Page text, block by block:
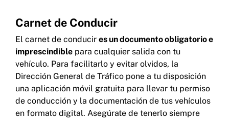
Carnet de Conducir
El carnet de conducir es un documento obligatorio e
imprescindible para cualquier salida con tu
vehículo. Para facilitarlo y evitar olvidos, la
Dirección General de Tráfico pone a tu disposición
una aplicación móvil gratuita para llevar tu permiso
de conducción y la documentación de tus vehículos
en formato digital. Asegúrate de tenerlo siempre